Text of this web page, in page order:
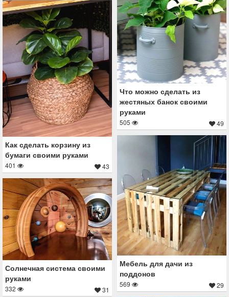
Что можно сделать из
жестяных банок своими
руками
505 49
Как сделать корзину из
бумаги своими руками
401 43
Мебель для дачи из
поддонов
569 29
Солнечная система своими
руками
332 31